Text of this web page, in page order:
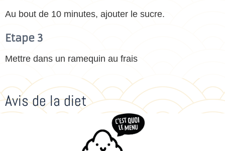
Au bout de 10 minutes, ajouter le sucre.
Etape 3
Mettre dans un ramequin au frais
Avis de la diet